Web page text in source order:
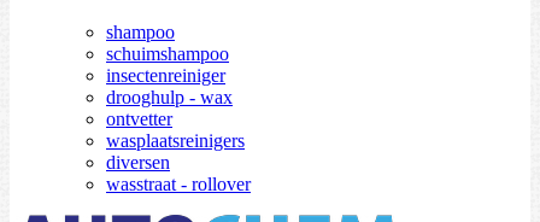
shampoo
schuimshampoo
insectenreiniger
drooghulp - wax
ontvetter
wasplaatsreinigers
diversen
wasstraat - rollover